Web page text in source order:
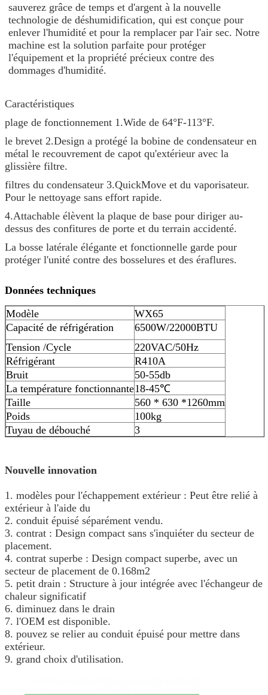
sauverez grâce de temps et d'argent à la nouvelle
technologie de déshumidification, qui est conçue pour
enlever l'humidité et pour la remplacer par l'air sec. Notre
machine est la solution parfaite pour protéger
l'équipement et la propriété précieux contre des
dommages d'humidité.
Caractéristiques
plage de fonctionnement 1.Wide de 64°F-113°F.
le brevet 2.Design a protégé la bobine de condensateur en
métal le recouvrement de capot qu'extérieur avec la
glissière filtre.
filtres du condensateur 3.QuickMove et du vaporisateur.
Pour le nettoyage sans effort rapide.
4.Attachable élèvent la plaque de base pour diriger au-
dessus des confitures de porte et du terrain accidenté.
La bosse latérale élégante et fonctionnelle garde pour
protéger l'unité contre des bosselures et des éraflures.
Données techniques
Modèle
WX65
Capacité de réfrigération
6500W/22000BTU
Tension /Cycle
220VAC/50Hz
Réfrigérant
R410A
Bruit
50-55db
La température fonctionnante18-45℃
Taille
560 * 630 *1260mm
Poids
100kg
Tuyau de débouché
3
Nouvelle innovation
1. modèles pour l'échappement extérieur : Peut être relié à
extérieur à l'aide du
2. conduit épuisé séparément vendu.
3. contrat : Design compact sans s'inquiéter du secteur de
placement.
4. contrat superbe : Design compact superbe, avec un
secteur de placement de 0.168m2
5. petit drain : Structure à jour intégrée avec l'échangeur de
chaleur significatif
6. diminuez dans le drain
7. l'OEM est disponible.
8. pouvez se relier au conduit épuisé pour mettre dans
extérieur.
9. grand choix d'utilisation.